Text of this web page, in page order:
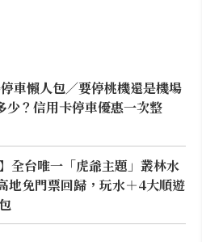
車懶人包／要停桃機還是機場
少？信用卡停車優惠一次整
全台唯一「虎爺主題」叢林水
地免門票回歸，玩水＋4大順遊